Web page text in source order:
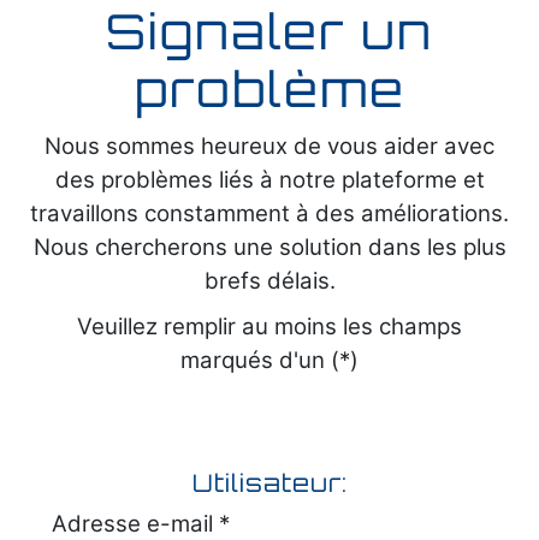
Signaler un
problème
Nous sommes heureux de vous aider avec
des problèmes liés à notre plateforme et
travaillons constamment à des améliorations.
Nous chercherons une solution dans les plus
brefs délais.
Veuillez remplir au moins les champs
marqués d'un (*)
Utilisateur:
Adresse e-mail *